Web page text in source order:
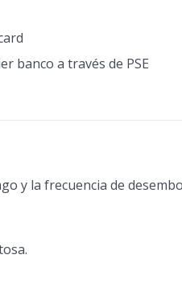
banco a través de PSE
y la frecuencia de